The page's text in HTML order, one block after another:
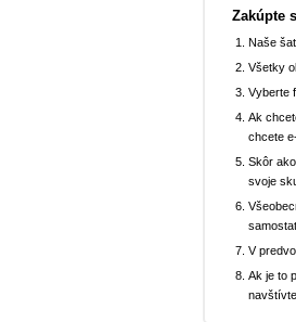
Zakúpte
Naše
Všetky
Vyberte
Ak
chcete
Skôr
svoje
V
Ak je to